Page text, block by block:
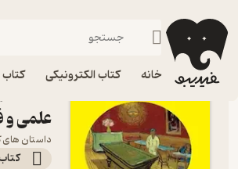
خانه کتاب الکترونیکی
فیدیبو کتاب الکترونیکی
علمی
داستان های